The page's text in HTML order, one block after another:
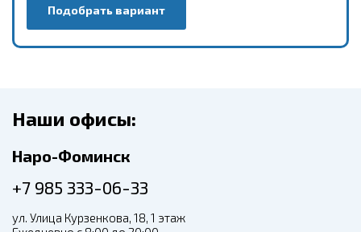
Подобрать вариант
Наши офисы:
Наро-Фоминск
+7 985 333-06-33
ул. Улица Курзенкова, 18, 1 этаж